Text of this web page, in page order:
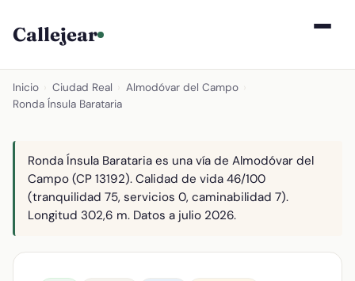
Callejear
Inicio Ciudad Real Almodóvar del Campo
Ronda Ínsula Barataria
Ronda Ínsula Barataria es una vía de Almodóvar del
Campo (CP 13192). Calidad de vida 46/100
(tranquilidad 75, servicios 0, caminabilidad 7).
Longitud 302,6 m. Datos a julio 2026.